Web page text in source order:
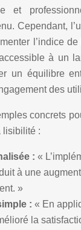
et
Cependant,
l’indice
à un
un équilibre
des
concrets
lisibilité :
: «
à une
»
: « En
la